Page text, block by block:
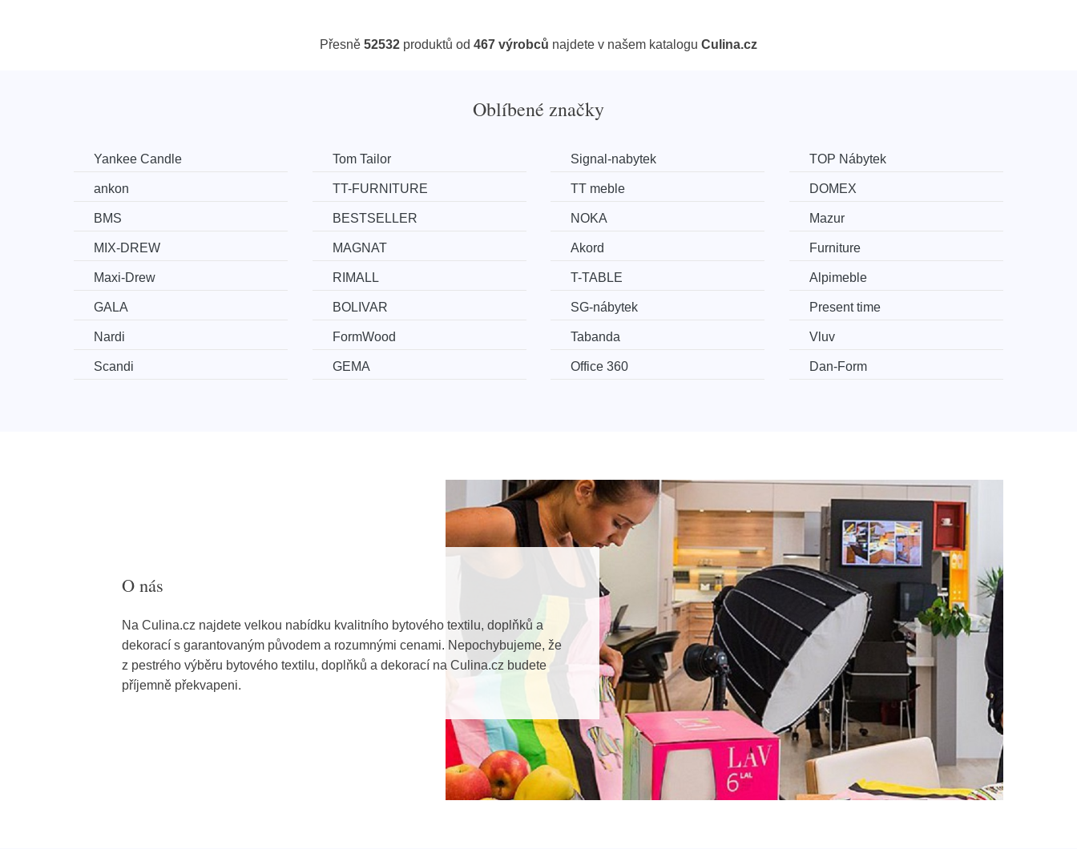
Přesně 52532 produktů od 467 výrobců najdete v našem katalogu Culina.cz
Oblíbené značky
Yankee Candle Tom Tailor Signal-nabytek TOP Nábytek
ankon TT-FURNITURE TT meble DOMEX
BMS BESTSELLER NOKA Mazur
MIX-DREW MAGNAT Akord Furniture
Maxi-Drew RIMALL T-TABLE Alpimeble
GALA BOLIVAR SG-nábytek Present time
Nardi FormWood Tabanda Vluv
Scandi GEMA Office 360 ​​​​​Dan-Form
O nás
Na Culina.cz najdete velkou nabídku kvalitního bytového textilu, doplňků a
dekorací s garantovaným původem a rozumnými cenami. Nepochybujeme, že
z pestrého výběru bytového textilu, doplňků a dekorací na Culina.cz budete
příjemně překvapeni.